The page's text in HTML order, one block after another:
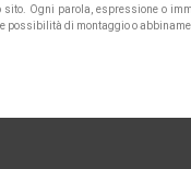
Ogni parola, espressione o
di montaggio o